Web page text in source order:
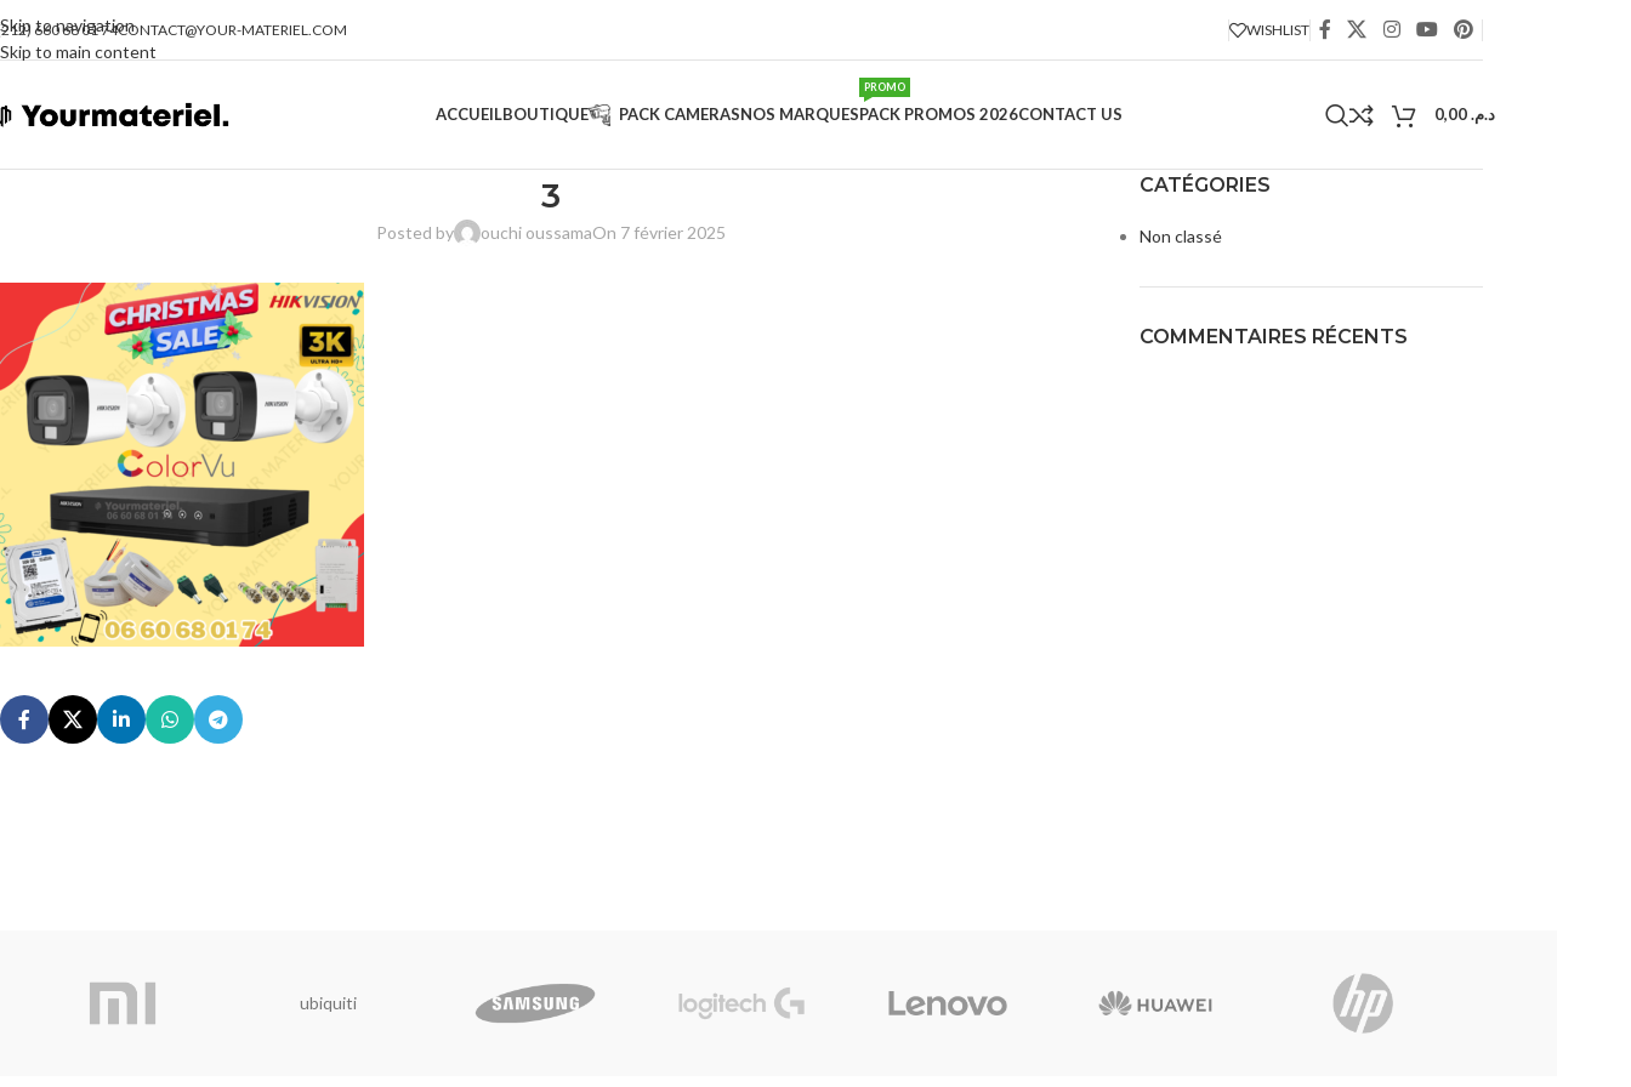
Skip to navigation
Skip to main content
660 68 01 74CONTACT@YOUR-MATERIEL.COM WISHLIST
ACCUEILBOUTIQUE PACK CAMERASNOS MARQUESPACK PROMOS 2026
PROMO
CONTACT US د.م.
3
Posted by ouchi oussamaOn 7 février 2025
CATÉGORIES
Non classé
COMMENTAIRES RÉCENTS
ubiquiti